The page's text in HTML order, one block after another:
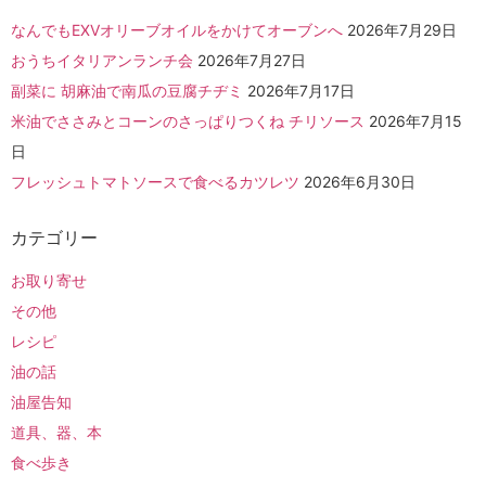
なんでもEXVオリーブオイルをかけてオーブンへ 2026年7月29日
おうちイタリアンランチ会 2026年7月27日
副菜に 胡麻油で南瓜の豆腐チヂミ 2026年7月17日
米油でささみとコーンのさっぱりつくね チリソース 2026年7月15
日
フレッシュトマトソースで食べるカツレツ 2026年6月30日
カテゴリー
お取り寄せ
その他
レシピ
油の話
油屋告知
道具、器、本
食べ歩き